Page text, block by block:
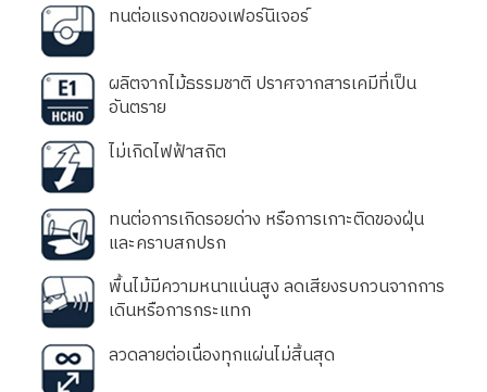
ทนต่อแรงกดของเฟอร์นิเจอร์
ผลิตจากไม้ธรรมชาติ ปราศจากสารเคมีที่เป็น
อันตราย
ไม่เกิดไฟฟ้าสถิต
ทนต่อการเกิดรอยด่าง หรือการเกาะติดของฝุ่น
และคราบสกปรก
พื้นไม้มีความหนาแน่นสูง ลดเสียงรบกวนจากการ
เดินหรือการกระแทก
ลวดลายต่อเนื่องทุกแผ่นไม่สิ้นสุด